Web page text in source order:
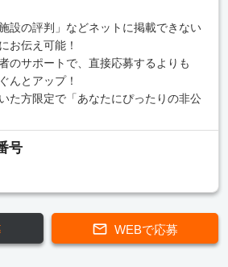
設の評判」などネットに掲載できない
お伝え可能！
のサポートで、直接応募するよりも
んとアップ！
た方限定で「あなたにぴったりの非公
号
WEBで応募